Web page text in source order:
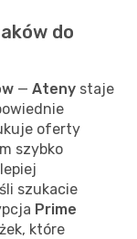
do
— Ateny staje
oferty
szybko
szukacie
Prime
które